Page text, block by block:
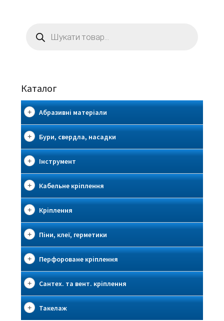
товарів
Каталог
Абразивні матеріали
Бури, свердла, насадки
Інструмент
Кабельне кріплення
Кріплення
Піни, клеї, герметики
Перфороване кріплення
Сантех. та вент. кріплення
Такелаж